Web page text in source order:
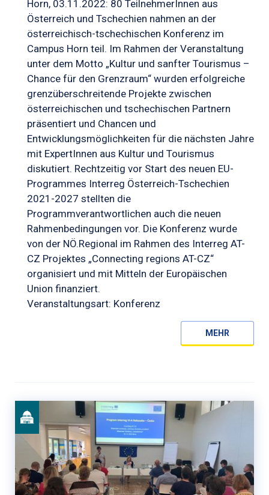
Horn, 03.11.2022: 80 TeilnehmerInnen aus
Österreich und Tschechien nahmen an der
österreichisch-tschechischen Konferenz im
Campus Horn teil. Im Rahmen der Veranstaltung
unter dem Motto „Kultur und sanfter Tourismus –
Chance für den Grenzraum“ wurden erfolgreiche
grenzüberschreitende Projekte zwischen
österreichischen und tschechischen Partnern
präsentiert und Chancen und
Entwicklungsmöglichkeiten für die nächsten Jahre
mit ExpertInnen aus Kultur und Tourismus
diskutiert. Rechtzeitig vor Start des neuen EU-
Programmes Interreg Österreich-Tschechien
2021-2027 stellten die
Programmverantwortlichen auch die neuen
Rahmenbedingungen vor. Die Konferenz wurde
von der NÖ.Regional im Rahmen des Interreg AT-
CZ Projektes „Connecting regions AT-CZ“
organisiert und mit Mitteln der Europäischen
Union finanziert.
Veranstaltungsart: Konferenz
MEHR